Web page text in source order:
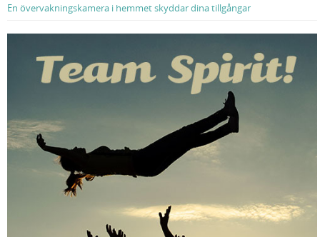
En övervakningskamera i hemmet skyddar dina tillgångar